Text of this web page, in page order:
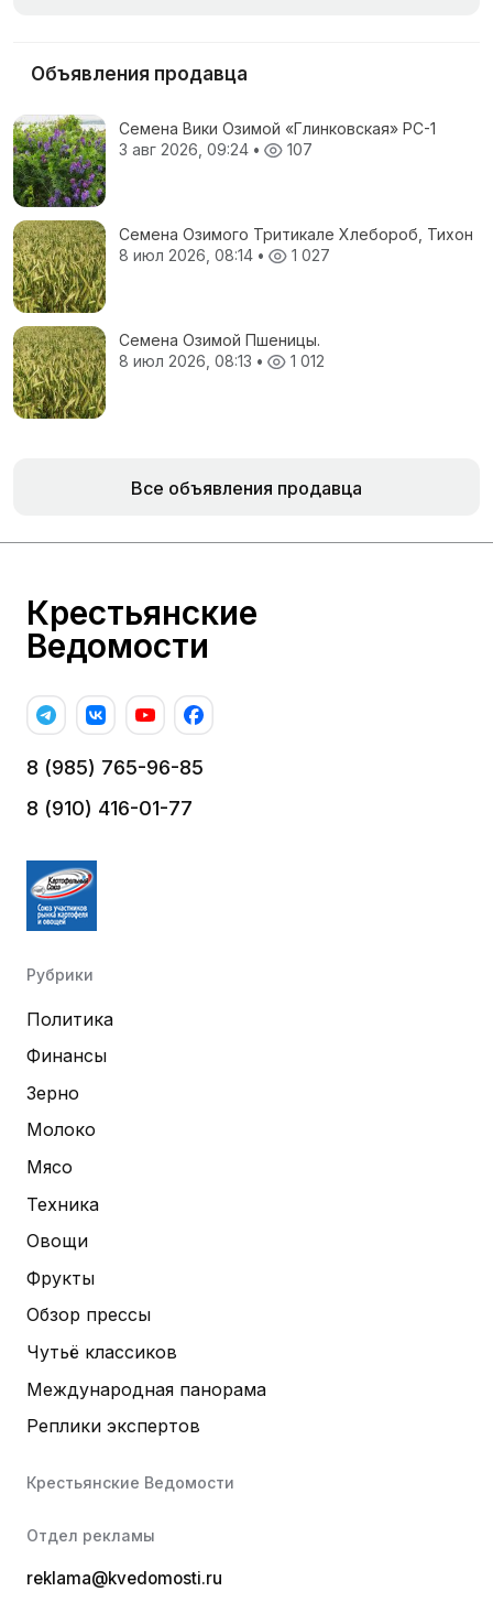
Объявления продавца
Семена Вики Озимой «Глинковская» РС-1
3 авг 2026, 09:24 • 107
Семена Озимого Тритикале Хлебороб, Тихон
8 июл 2026, 08:14 • 1 027
Семена Озимой Пшеницы.
8 июл 2026, 08:13 • 1 012
Все объявления продавца
Крестьянские
Ведомости
8 (985) 765-96-85
8 (910) 416-01-77
Рубрики
Политика
Финансы
Зерно
Молоко
Мясо
Техника
Овощи
Фрукты
Обзор прессы
Чутьё классиков
Международная панорама
Реплики экспертов
Крестьянские Ведомости
Отдел рекламы
reklama@kvedomosti.ru